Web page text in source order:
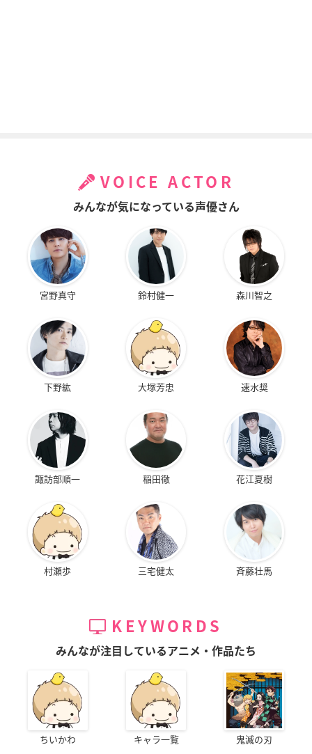
VOICE ACTOR
みんなが気になっている声優さん
宮野真守 鈴村健一 森川智之
下野紘 大塚芳忠 速水奨
諏訪部順一 稲田徹 花江夏樹
村瀬歩 三宅健太 斉藤壮馬
KEYWORDS
みんなが注目しているアニメ・作品たち
ちいかわ キャラ一覧 鬼滅の刃